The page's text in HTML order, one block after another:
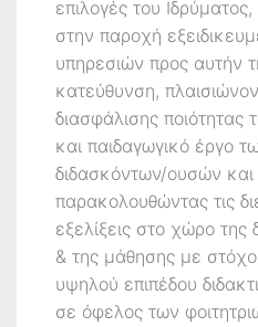
επιλογές του
στην παροχή
υπηρεσιών προς αυτήν
κατεύθυνση,
διασφάλισης ποιότητας
και παιδαγωγικό έργο
διδασκόντων/ουσών και
παρακολουθώντας τις
εξελίξεις στο χώρο της
& της μάθησης με
υψηλού επιπέδου
σε όφελος των